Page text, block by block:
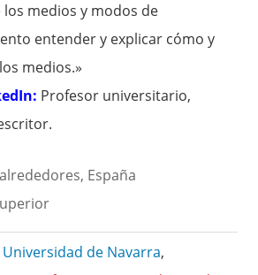
medios y modos de
entender y explicar cómo y
medios.»
Profesor universitario,
España
Universidad de Navarra,